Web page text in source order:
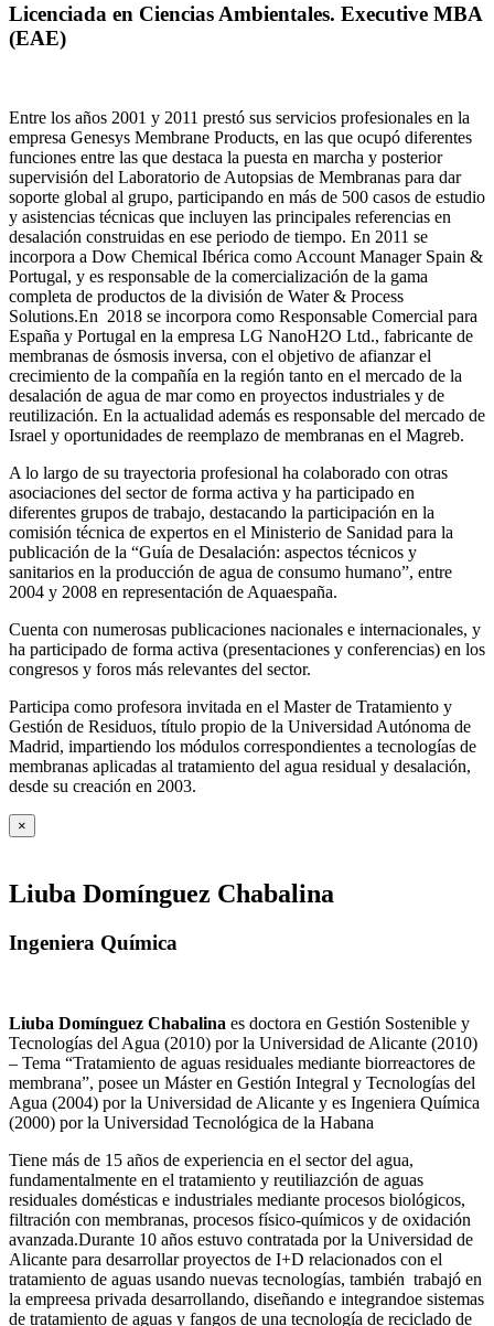
Licenciada en Ciencias Ambientales. Executive MBA
(EAE)
Entre los años 2001 y 2011 prestó sus servicios profesionales en la
empresa Genesys Membrane Products, en las que ocupó diferentes
funciones entre las que destaca la puesta en marcha y posterior
supervisión del Laboratorio de Autopsias de Membranas para dar
soporte global al grupo, participando en más de 500 casos de estudio
y asistencias técnicas que incluyen las principales referencias en
desalación construidas en ese periodo de tiempo. En 2011 se
incorpora a Dow Chemical Ibérica como Account Manager Spain &
Portugal, y es responsable de la comercialización de la gama
completa de productos de la división de Water & Process
Solutions.En 2018 se incorpora como Responsable Comercial para
España y Portugal en la empresa LG NanoH2O Ltd., fabricante de
membranas de ósmosis inversa, con el objetivo de afianzar el
crecimiento de la compañía en la región tanto en el mercado de la
desalación de agua de mar como en proyectos industriales y de
reutilización. En la actualidad además es responsable del mercado de
Israel y oportunidades de reemplazo de membranas en el Magreb.
A lo largo de su trayectoria profesional ha colaborado con otras
asociaciones del sector de forma activa y ha participado en
diferentes grupos de trabajo, destacando la participación en la
comisión técnica de expertos en el Ministerio de Sanidad para la
publicación de la “Guía de Desalación: aspectos técnicos y
sanitarios en la producción de agua de consumo humano”, entre
2004 y 2008 en representación de Aquaespaña.
Cuenta con numerosas publicaciones nacionales e internacionales, y
ha participado de forma activa (presentaciones y conferencias) en los
congresos y foros más relevantes del sector.
Participa como profesora invitada en el Master de Tratamiento y
Gestión de Residuos, título propio de la Universidad Autónoma de
Madrid, impartiendo los módulos correspondientes a tecnologías de
membranas aplicadas al tratamiento del agua residual y desalación,
desde su creación en 2003.
×
Liuba Domínguez Chabalina
Ingeniera Química
Liuba Domínguez Chabalina es doctora en Gestión Sostenible y
Tecnologías del Agua (2010) por la Universidad de Alicante (2010)
– Tema “Tratamiento de aguas residuales mediante biorreactores de
membrana”, posee un Máster en Gestión Integral y Tecnologías del
Agua (2004) por la Universidad de Alicante y es Ingeniera Química
(2000) por la Universidad Tecnológica de la Habana
Tiene más de 15 años de experiencia en el sector del agua,
fundamentalmente en el tratamiento y reutiliazción de aguas
residuales domésticas e industriales mediante procesos biológicos,
filtración con membranas, procesos físico-químicos y de oxidación
avanzada.Durante 10 años estuvo contratada por la Universidad de
Alicante para desarrollar proyectos de I+D relacionados con el
tratamiento de aguas usando nuevas tecnologías, también trabajó en
la empreesa privada desarrollando, diseñando e integrandoe sistemas
de tratamiento de aguas y fangos de una tecnología de reciclado de